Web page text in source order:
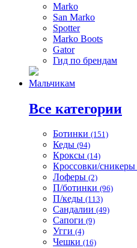
Marko
San Marko
Spotter
Marko Boots
Gator
Гид по брендам
Мальчикам
Все категории
Ботинки (151)
Кеды (94)
Кроксы (14)
Кроссовки/сникеры
Лоферы (2)
П/ботинки (96)
П/кеды (113)
Сандалии (49)
Сапоги (9)
Угги (4)
Чешки (16)